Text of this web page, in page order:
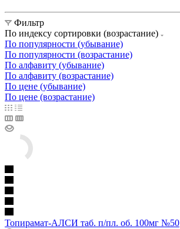
Фильтр
По индексу сортировки (возрастание)
По популярности (убывание)
По популярности (возрастание)
По алфавиту (убывание)
По алфавиту (возрастание)
По цене (убывание)
По цене (возрастание)
Топирамат-АЛСИ таб. п/пл. об. 100мг №50